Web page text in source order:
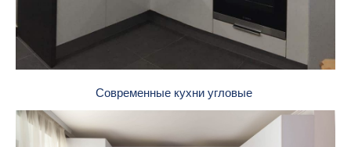
Современные кухни угловые